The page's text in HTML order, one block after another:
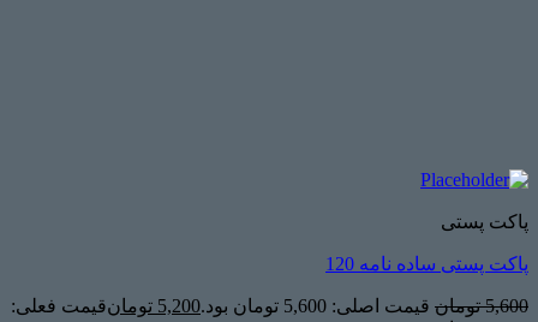
پاکت پستی
پاکت پستی ساده نامه 120
5,600 تومان قیمت اصلی: 5,600 تومان بود. 5,200 تومانقیمت فعلی: